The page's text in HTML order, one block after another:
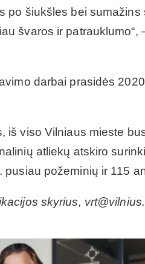
po šiukšles bei
švaros ir
darbai prasidės
iš viso Vilniaus mieste
atliekų atskiro
pusiau požeminių ir 115
skyrius,